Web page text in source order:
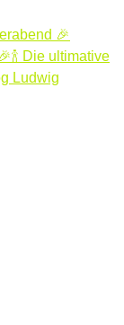
🎉
Die ultimative
Ludwig